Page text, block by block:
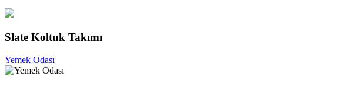
Slate Koltuk Takımı
Yemek Odası